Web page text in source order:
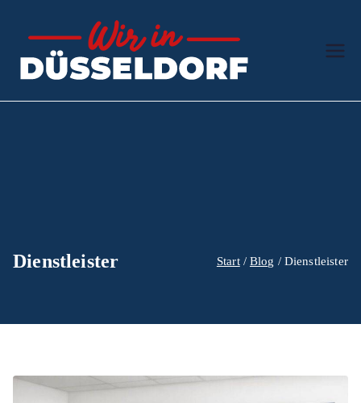
Inhalt
springen
Düssel
Dienstleister Start Blog Dienstleister